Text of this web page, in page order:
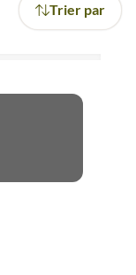
Trier par